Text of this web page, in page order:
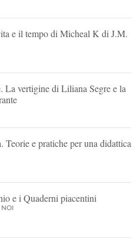
e il tempo di Micheal K di J.M.
La vertigine di Liliana Segre e la
Teorie e pratiche per una didattica
e i Quaderni piacentini
NOI